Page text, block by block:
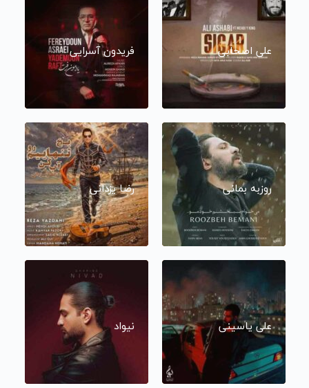
علی اصحابی فریدون آسرایی
روزبه بمانی رضا یزدانی
علی یاسینی نیواد